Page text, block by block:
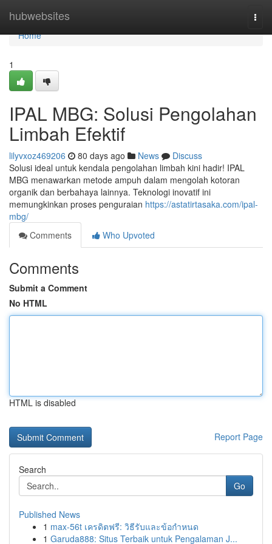
hubwebsites
Home
Home
1
IPAL MBG: Solusi Pengolahan
Limbah Efektif
lilyvxoz469206 80 days ago News
Discuss
Solusi ideal untuk kendala pengolahan limbah kini hadir! IPAL
MBG menawarkan metode ampuh dalam mengolah kotoran
organik dan berbahaya lainnya. Teknologi inovatif ini
memungkinkan proses penguraian https://astatirtasaka.com/ipal-
mbg/
Comments
Who Upvoted
Comments
Submit a Comment
No HTML
HTML is disabled
Report Page
Search
Go
Published News
1 max-56t เครดิตฟรี: วิธีรับและข้อกำหนด
1 Garuda888: Situs Terbaik untuk Pengalaman J...